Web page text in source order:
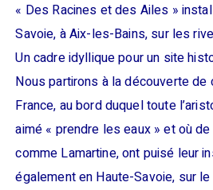
« Des Racines et des Ailes »
Savoie, à Aix-les-Bains, sur les
Un cadre idyllique pour un site
Nous partirons à la découverte de
France, au bord duquel toute
aimé « prendre les eaux » et où
comme Lamartine, ont puisé leur
également en Haute-Savoie, sur